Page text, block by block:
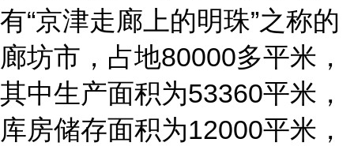
有“京津走廊上的明珠”之称的
廊坊市，占地80000多平米，
其中生产面积为53360平米，
库房储存面积为12000平米，